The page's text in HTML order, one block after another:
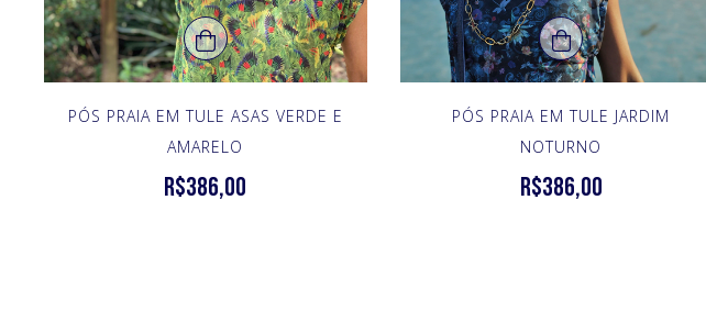
PÓS PRAIA EM TULE ASAS VERDE E
AMARELO
R$386,00
PÓS PRAIA EM TULE JARDIM
NOTURNO
R$386,00